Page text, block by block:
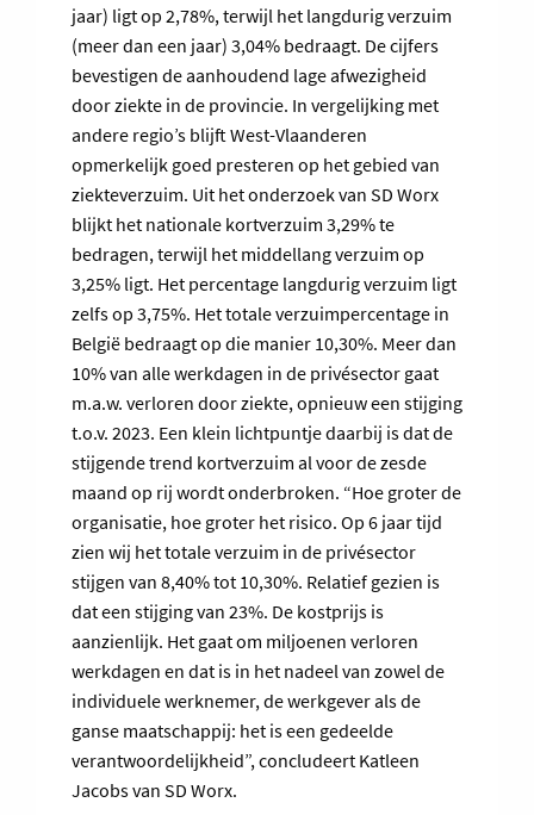
jaar) ligt op 2,78%, terwijl het langdurig verzuim
(meer dan een jaar) 3,04% bedraagt. De cijfers
bevestigen de aanhoudend lage afwezigheid
door ziekte in de provincie. In vergelijking met
andere regio’s blijft West-Vlaanderen
opmerkelijk goed presteren op het gebied van
ziekteverzuim. Uit het onderzoek van SD Worx
blijkt het nationale kortverzuim 3,29% te
bedragen, terwijl het middellang verzuim op
3,25% ligt. Het percentage langdurig verzuim ligt
zelfs op 3,75%. Het totale verzuimpercentage in
België bedraagt op die manier 10,30%. Meer dan
10% van alle werkdagen in de privésector gaat
m.a.w. verloren door ziekte, opnieuw een stijging
t.o.v. 2023. Een klein lichtpuntje daarbij is dat de
stijgende trend kortverzuim al voor de zesde
maand op rij wordt onderbroken. “Hoe groter de
organisatie, hoe groter het risico. Op 6 jaar tijd
zien wij het totale verzuim in de privésector
stijgen van 8,40% tot 10,30%. Relatief gezien is
dat een stijging van 23%. De kostprijs is
aanzienlijk. Het gaat om miljoenen verloren
werkdagen en dat is in het nadeel van zowel de
individuele werknemer, de werkgever als de
ganse maatschappij: het is een gedeelde
verantwoordelijkheid”, concludeert Katleen
Jacobs van SD Worx.